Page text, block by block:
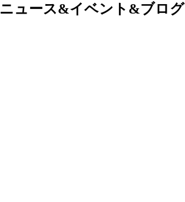
ニュース&イベント&ブログ